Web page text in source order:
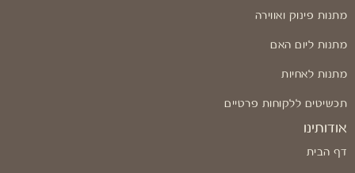
מתנות פינוק ואווירה
מתנות ליום האם
מתנות לאחיות
תכשיטים ללקוחות פרטיים
אודותינו
דף הבית